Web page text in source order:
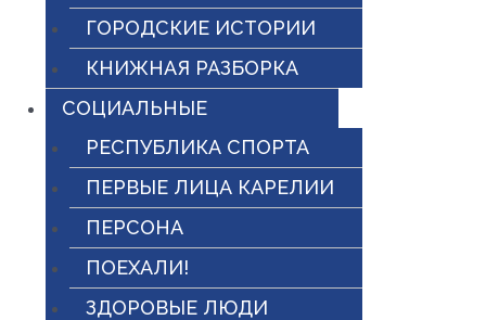
ГОРОДСКИЕ ИСТОРИИ
КНИЖНАЯ РАЗБОРКА
СОЦИАЛЬНЫЕ
РЕСПУБЛИКА СПОРТА
ПЕРВЫЕ ЛИЦА КАРЕЛИИ
ПЕРСОНА
ПОЕХАЛИ!
ЗДОРОВЫЕ ЛЮДИ